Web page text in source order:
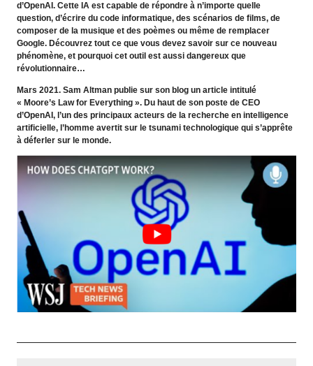
d’OpenAI. Cette IA est capable de répondre à n’importe quelle
question, d’écrire du code informatique, des scénarios de films, de
composer de la musique et des poèmes ou même de remplacer
Google. Découvrez tout ce que vous devez savoir sur ce nouveau
phénomène, et pourquoi cet outil est aussi dangereux que
révolutionnaire…
Mars 2021. Sam Altman publie sur son blog un article intitulé
« Moore’s Law for Everything ». Du haut de son poste de CEO
d’OpenAI, l’un des principaux acteurs de la recherche en intelligence
artificielle, l’homme avertit sur le tsunami technologique qui s’apprête
à déferler sur le monde.